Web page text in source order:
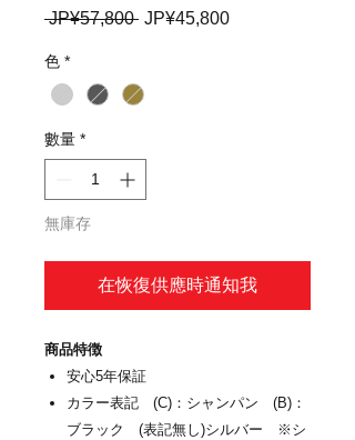
JP¥57,800 一
格
JP¥45,800促
色 *
數量 *
無庫存
在恢復供應時通知我
商品特徴
安心5年保証
カラー表記 (C)：シャンパン (B)：
ブラック (表記無し)シルバー ※シ